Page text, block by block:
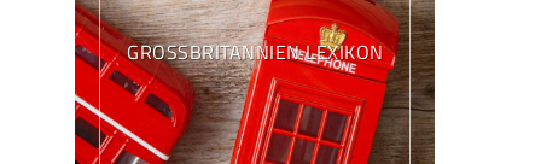
GROSSBRITANNIEN LEXIKON